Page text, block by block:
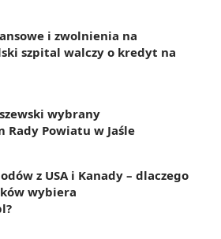
i zwolnienia na
szpital walczy o kredyt na
wybrany
Rady Powiatu w Jaśle
z USA i Kanady – dlaczego
wybiera